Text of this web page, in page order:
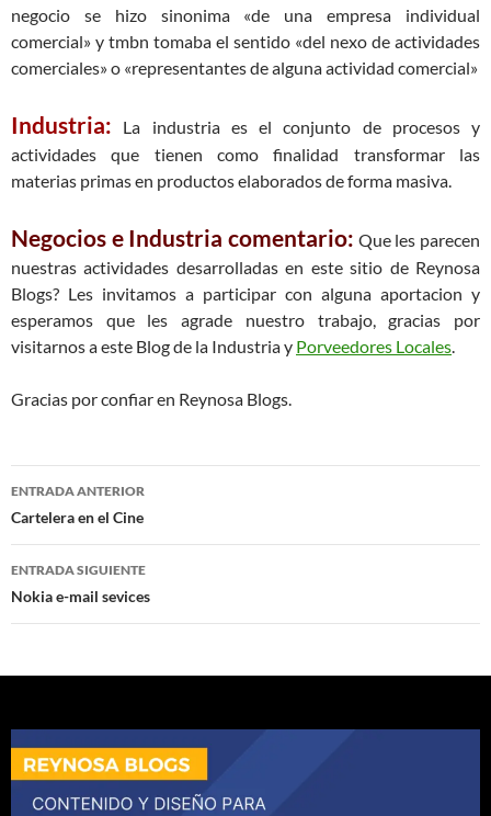
negocio se hizo sinonima «de una empresa individual
comercial» y tmbn tomaba el sentido «del nexo de actividades
comerciales» o «representantes de alguna actividad comercial»
Industria:
La industria es el conjunto de procesos y
actividades que tienen como finalidad transformar las
materias primas en productos elaborados de forma masiva.
Negocios e Industria comentario: Que les parecen
nuestras actividades desarrolladas en este sitio de Reynosa
Blogs? Les invitamos a participar con alguna aportacion y
esperamos que les agrade nuestro trabajo, gracias por
visitarnos a este Blog de la Industria y Porveedores Locales.
Gracias por confiar en Reynosa Blogs.
Navegación
de
entradas
ENTRADA ANTERIOR
Cartelera en el Cine
ENTRADA SIGUIENTE
Nokia e-mail sevices